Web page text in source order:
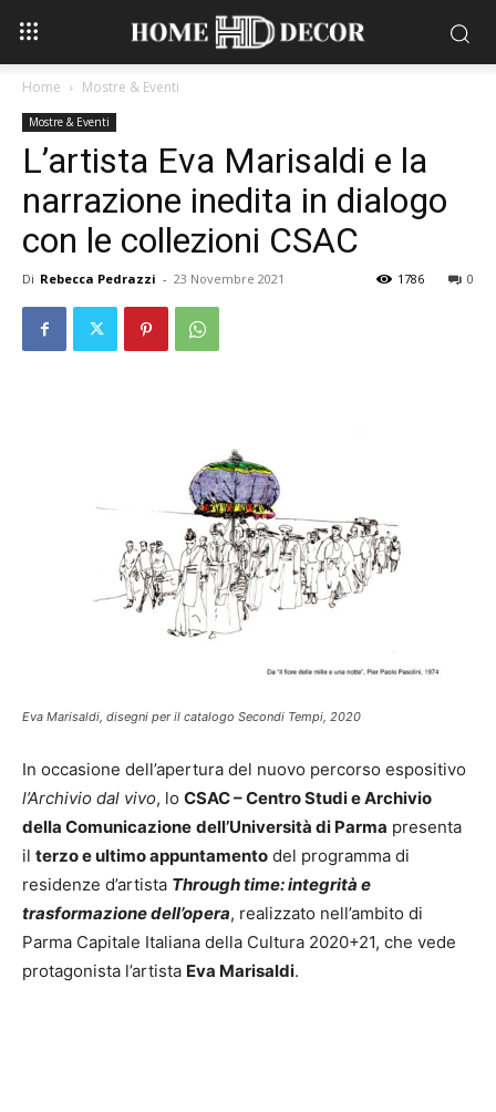
Home Mostre & Eventi
Mostre & Eventi
L’artista Eva Marisaldi e la
narrazione inedita in dialogo
con le collezioni CSAC
Di Rebecca Pedrazzi - 23 Novembre 2021 0
1786
Eva Marisaldi, disegni per il catalogo Secondi Tempi, 2020
In occasione dell’apertura del nuovo percorso espositivo
l’Archivio dal vivo, lo CSAC – Centro Studi e Archivio
della Comunicazione dell’Università di Parma presenta
il terzo e ultimo appuntamento del programma di
residenze d’artista Through time: integrità e
trasformazione dell’opera, realizzato nell’ambito di
Parma Capitale Italiana della Cultura 2020+21, che vede
protagonista l’artista Eva Marisaldi.